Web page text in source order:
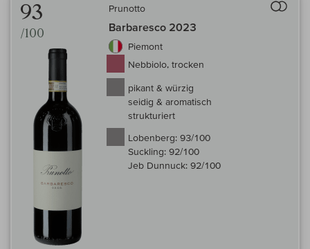
93
/100
Prunotto
Barbaresco 2023
Piemont
Nebbiolo, trocken
pikant & würzig
seidig & aromatisch
strukturiert
Lobenberg: 93/100
Suckling: 92/100
Jeb Dunnuck: 92/100